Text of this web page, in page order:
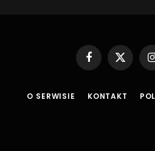
Facebook
X
(Twitter)
O SERWISIE KONTAKT